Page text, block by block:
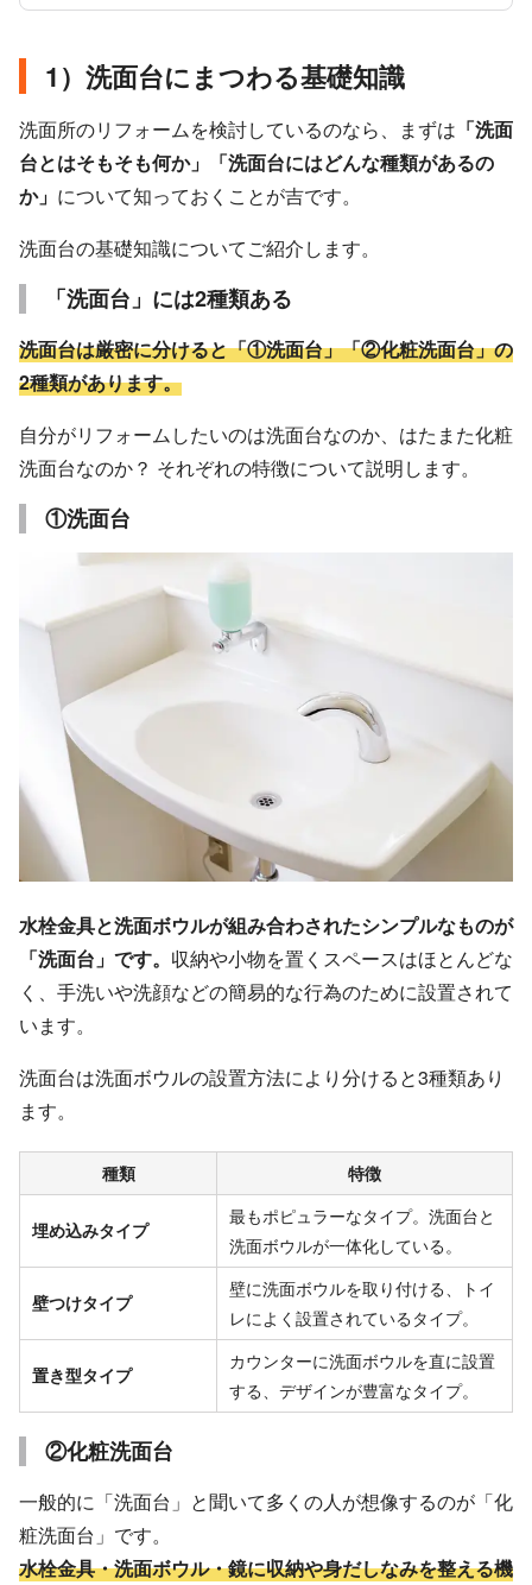
1）洗面台にまつわる基礎知識
洗面所のリフォームを検討しているのなら、まずは 「洗面
台とはそもそも何か」「洗面台にはどんな種類があるの
か」 について知っておくことが吉です。
洗面台の基礎知識についてご紹介します。
「洗面台」には2種類ある
洗面台は厳密に分けると「①洗面台」「②化粧洗面台」の
2種類があります。
自分がリフォームしたいのは洗面台なのか、はたまた化粧
洗面台なのか？ それぞれの特徴について説明します。
①洗面台
水栓金具と洗面ボウルが組み合わされたシンプルなものが
「洗面台」です。 収納や小物を置くスペースはほとんどな
く、手洗いや洗顔などの簡易的な行為のために設置されて
います。
洗面台は洗面ボウルの設置方法により分けると3種類あり
ます。
種類 特徴
埋め込みタイプ
最もポピュラーなタイプ。洗面台と
洗面ボウルが一体化している。
壁つけタイプ
壁に洗面ボウルを取り付ける、トイ
レによく設置されているタイプ。
置き型タイプ
カウンターに洗面ボウルを直に設置
する、デザインが豊富なタイプ。
②化粧洗面台
一般的に「洗面台」と聞いて多くの人が想像するのが「化
粧洗面台」です。
水栓金具・洗面ボウル・鏡に収納や身だしなみを整える機